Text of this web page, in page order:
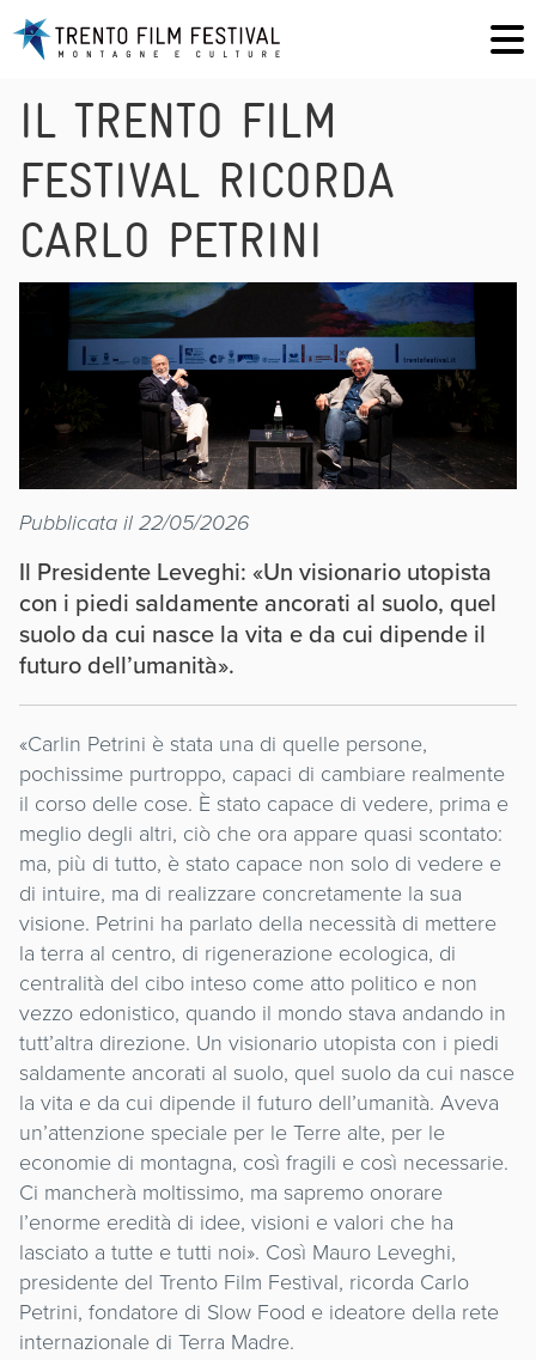
IL TRENTO FILM
FESTIVAL RICORDA
CARLO PETRINI
Pubblicata il 22/05/2026
Il Presidente Leveghi: «Un visionario utopista
con i piedi saldamente ancorati al suolo, quel
suolo da cui nasce la vita e da cui dipende il
futuro dell’umanità».
«Carlin Petrini è stata una di quelle persone,
pochissime purtroppo, capaci di cambiare realmente
il corso delle cose. È stato capace di vedere, prima e
meglio degli altri, ciò che ora appare quasi scontato:
ma, più di tutto, è stato capace non solo di vedere e
di intuire, ma di realizzare concretamente la sua
visione. Petrini ha parlato della necessità di mettere
la terra al centro, di rigenerazione ecologica, di
centralità del cibo inteso come atto politico e non
vezzo edonistico, quando il mondo stava andando in
tutt’altra direzione. Un visionario utopista con i piedi
saldamente ancorati al suolo, quel suolo da cui nasce
la vita e da cui dipende il futuro dell’umanità. Aveva
un’attenzione speciale per le Terre alte, per le
economie di montagna, così fragili e così necessarie.
Ci mancherà moltissimo, ma sapremo onorare
l’enorme eredità di idee, visioni e valori che ha
lasciato a tutte e tutti noi». Così Mauro Leveghi,
presidente del Trento Film Festival, ricorda Carlo
Petrini, fondatore di Slow Food e ideatore della rete
internazionale di Terra Madre.